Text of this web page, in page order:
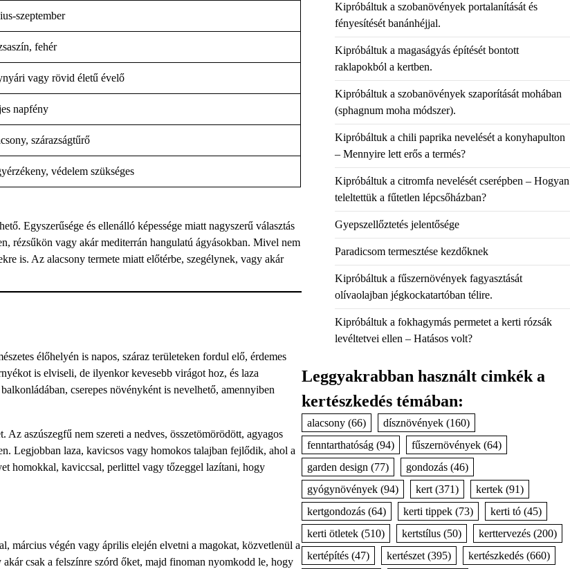
szeptember
fehér
vagy rövid életű évelő
napfény
szárazságtűrő
védelem szükséges
Egyszerűsége és ellenálló képessége miatt nagyszerű választás
rézsűkön vagy akár mediterrán hangulatú ágyásokban. Mivel nem
is. Az alacsony termete miatt előtérbe, szegélynek, vagy akár
élőhelyén is napos, száraz területeken fordul elő, érdemes
is elviseli, de ilyenkor kevesebb virágot hoz, és laza
cserepes növényként is nevelhető, amennyiben
Az aszúszegfű nem szereti a nedves, összetömörödött, agyagos
Legjobban laza, kavicsos vagy homokos talajban fejlődik, ahol a
homokkal, kaviccsal, perlittel vagy tőzeggel lazítani, hogy
március végén vagy április elején elvetni a magokat, közvetlenül a
csak a felszínre szórd őket, majd finoman nyomkodd le, hogy
Kipróbáltuk a szobanövények portalanítását és
fényesítését banánhéjjal.
Kipróbáltuk a magaságyás építését bontott
raklapokból a kertben.
Kipróbáltuk a szobanövények szaporítását mohában
(sphagnum moha módszer).
Kipróbáltuk a chili paprika nevelését a konyhapulton
– Mennyire lett erős a termés?
Kipróbáltuk a citromfa nevelését cserépben – Hogyan
teleltettük a fűtetlen lépcsőházban?
Gyepszellőztetés jelentősége
Paradicsom termesztése kezdőknek
Kipróbáltuk a fűszernövények fagyasztását
olívaolajban jégkockatartóban télire.
Kipróbáltuk a fokhagymás permetet a kerti rózsák
levéltetvei ellen – Hatásos volt?
Leggyakrabban használt cimkék a
kertészkedés témában:
alacsony(66) dísznövények(160)
fenntarthatóság(94) fűszernövények(64)
garden design (77) gondozás(46)
gyógynövények(94) kert(371) kertek(91)
kertgondozás(64) kerti tippek(73) kerti tó(45)
kerti ötletek(510) kertstílus(50) kerttervezés(200)
kertépítés(47) kertészet(395) kertészkedés(660)